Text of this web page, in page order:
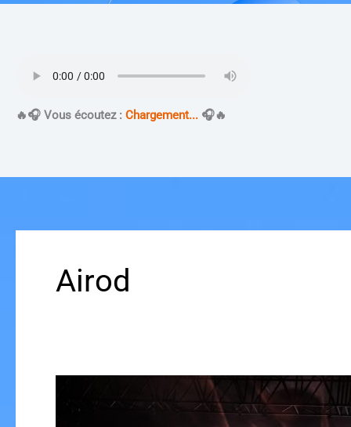
​🔥​🎧 Vous écoutez : Chargement... 🎧​🔥​
Airod